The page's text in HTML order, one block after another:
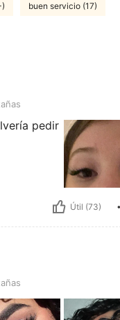
buen servicio (17)
pedir
Útil (73)